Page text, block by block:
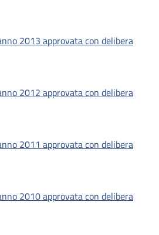
2013 approvata con delibera
2012 approvata con delibera
2011 approvata con delibera
2010 approvata con delibera